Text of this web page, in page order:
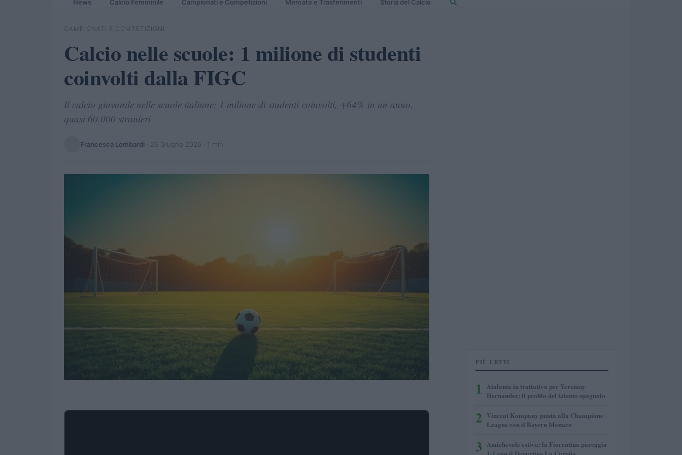
News Calcio Femminile Campionati e Competizioni Mercato e Trasferimenti Storia del Calcio
CAMPIONATI E COMPETIZIONI
Calcio nelle scuole: 1 milione di studenti
coinvolti dalla FIGC
Il calcio giovanile nelle scuole italiane: 1 milione di studenti coinvolti, +64% in un anno,
quasi 60.000 stranieri
Francesca Lombardi 26 Giugno 2026 · 1 min
PIÙ LETTI
1
Atalanta in trattativa per Yeremay
Hernandez: il profilo del talento spagnolo
2 Vincent Kompany punta alla Champions
League con il Bayern Monaco
3 Amichevole estiva: la Fiorentina pareggia